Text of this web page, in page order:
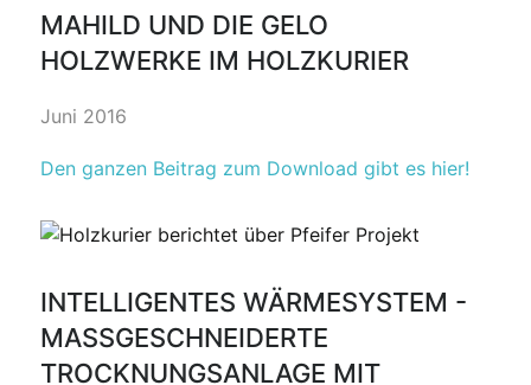
MAHILD UND DIE GELO
HOLZWERKE IM HOLZKURIER
Juni 2016
Den ganzen Beitrag zum Download gibt es hier!
INTELLIGENTES WÄRMESYSTEM -
MASSGESCHNEIDERTE T
ROCKNUNGSANLAGE MIT C